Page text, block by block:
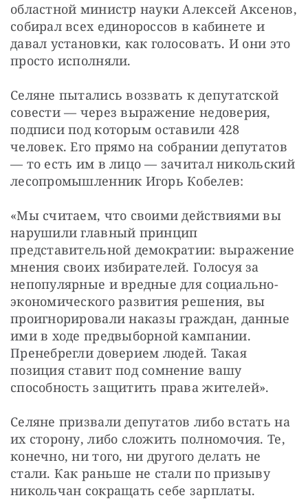
областной министр науки Алексей Аксенов,
собирал всех единороссов в кабинете и
давал установки, как голосовать. И они это
просто исполняли.
Селяне пытались воззвать к депутатской
совести — через выражение недоверия,
подписи под которым оставили 428
человек. Его прямо на собрании депутатов
— то есть им в лицо — зачитал никольский
лесопромышленник Игорь Кобелев:
«Мы считаем, что своими действиями вы
нарушили главный принцип
представительной демократии: выражение
мнения своих избирателей. Голосуя за
непопулярные и вредные для социально-
экономического развития решения, вы
проигнорировали наказы граждан, данные
ими в ходе предвыборной кампании.
Пренебрегли доверием людей. Такая
позиция ставит под сомнение вашу
способность защитить права жителей».
Селяне призвали депутатов либо встать на
их сторону, либо сложить полномочия. Те,
конечно, ни того, ни другого делать не
стали. Как раньше не стали по призыву
никольчан сокращать себе зарплаты.